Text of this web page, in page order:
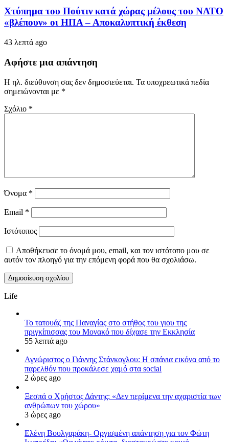
Χτύπημα του Πούτιν κατά χώρας μέλους του ΝΑΤΟ
«βλέπουν» οι ΗΠΑ – Αποκαλυπτική έκθεση
43 λεπτά ago
Αφήστε μια απάντηση
Η ηλ. διεύθυνση σας δεν δημοσιεύεται. Τα υποχρεωτικά πεδία
σημειώνονται με *
Σχόλιο *
Όνομα *
Email *
Ιστότοπος
Αποθήκευσε το όνομά μου, email, και τον ιστότοπο μου σε
αυτόν τον πλοηγό για την επόμενη φορά που θα σχολιάσω.
Life
Το τατουάζ της Παναγίας στο στήθος του γιου της
πριγκίπισσας του Μονακό που δίχασε την Εκκλησία
55 λεπτά ago
Αγνώριστος ο Γιάννης Στάνκογλου: Η σπάνια εικόνα από το
παρελθόν που προκάλεσε χαμό στα social
2 ώρες ago
Ξεσπά ο Χρήστος Δάντης: «Δεν περίμενα την αχαριστία των
ανθρώπων του χώρου»
3 ώρες ago
Ελένη Βουλγαράκη- Οργισμένη απάντηση για τον Φώτη